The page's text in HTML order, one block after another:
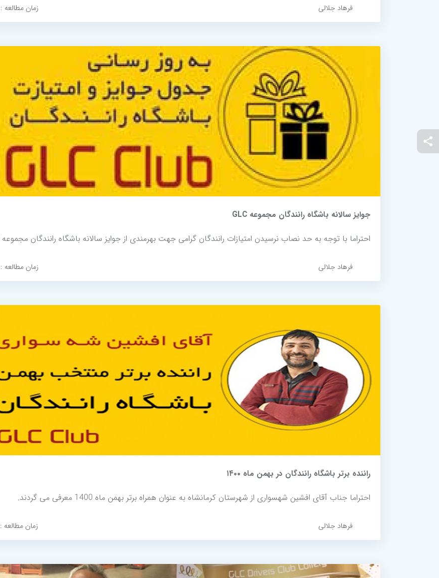
فرهاد جلالی زمان مطالعه : ۴ دقیقه
جوایز سالانه باشگاه رانندگان مجموعه GLC
احتراما با توجه به حد نصاب نرسیدن امتیازات رانندگان گرامی جهت بهرمندی از جوایز سالانه باشگاه رانندگان مجموعه GLC
فرهاد جلالی زمان مطالعه : ۴ دقیقه
راننده برتر باشگاه رانندگان در بهمن ماه ۱۴۰۰
احتراما جناب آقای افشین شهسواری از شهرستان کرمانشاه به عنوان همراه برتر بهمن ماه 1400 معرفی می گردند.
فرهاد جلالی زمان مطالعه : ۲ دقیقه